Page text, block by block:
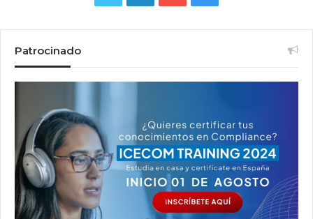
Patrocinado